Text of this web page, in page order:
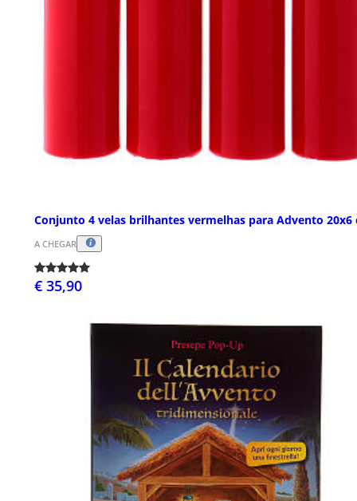
Conjunto 4 velas brilhantes vermelhas para Advento 20x6
A CHEGAR
€ 35,90